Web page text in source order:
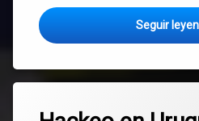
Seguir
AGESIC
comentarios